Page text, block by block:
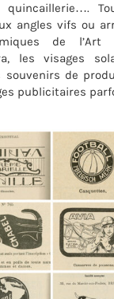
quincaillerie….
angles vifs ou
de l’Art
les visages
de
publicitaires